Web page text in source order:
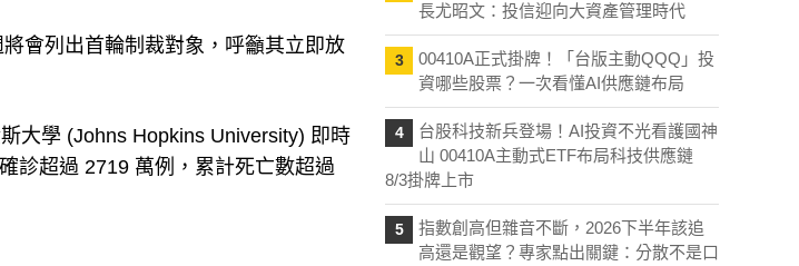
會列出首輪制裁對象，呼籲其立即放
大學 (Johns Hopkins University) 即時
診超過 2719 萬例，累計死亡數超過
長尤昭文：投信迎向大資產管理時代
3
00410A正式掛牌！「台版主動QQQ」投
資哪些股票？一次看懂AI供應鏈布局
4
台股科技新兵登場！AI投資不光看護國神
山 00410A主動式ETF布局科技供應鏈
8/3掛牌上市
5
指數創高但雜音不斷，2026下半年該追
高還是觀望？專家點出關鍵：分散不是口